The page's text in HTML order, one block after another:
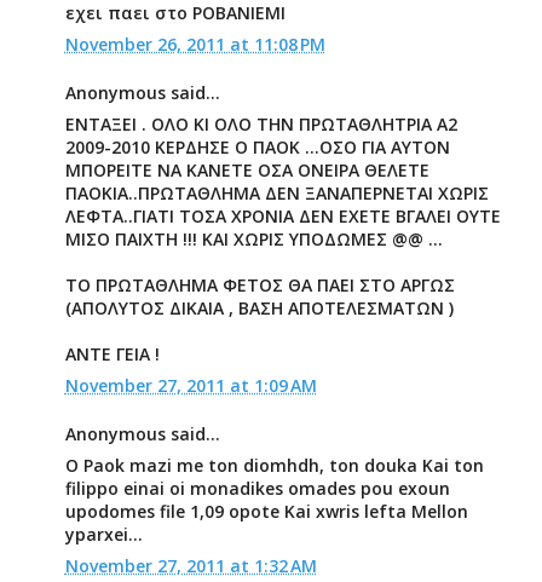
εχει παει στο ΡΟΒΑΝΙΕΜΙ
November 26, 2011 at 11:08 PM
Anonymous said...
ΕΝΤΑΞΕΙ . ΟΛΟ ΚΙ ΟΛΟ ΤΗΝ ΠΡΩΤΑΘΛΗΤΡΙΑ Α2
2009-2010 ΚΕΡΔΗΣΕ Ο ΠΑΟΚ ...ΟΣΟ ΓΙΑ ΑΥΤΟΝ
ΜΠΟΡΕΙΤΕ ΝΑ ΚΑΝΕΤΕ ΟΣΑ ΟΝΕΙΡΑ ΘΕΛΕΤΕ
ΠΑΟΚΙΑ..ΠΡΩΤΑΘΛΗΜΑ ΔΕΝ ΞΑΝΑΠΕΡΝΕΤΑΙ ΧΩΡΙΣ
ΛΕΦΤΑ..ΓΙΑΤΙ ΤΟΣΑ ΧΡΟΝΙΑ ΔΕΝ ΕΧΕΤΕ ΒΓΑΛΕΙ ΟΥΤΕ
ΜΙΣΟ ΠΑΙΧΤΗ !!! ΚΑΙ ΧΩΡΙΣ ΥΠΟΔΩΜΕΣ @@ ...
ΤΟ ΠΡΩΤΑΘΛΗΜΑ ΦΕΤΟΣ ΘΑ ΠΑΕΙ ΣΤΟ ΑΡΓΩΣ
(ΑΠΟΛΥΤΟΣ ΔΙΚΑΙΑ , ΒΑΣΗ ΑΠΟΤΕΛΕΣΜΑΤΩΝ )
ΑΝΤΕ ΓΕΙΑ !
November 27, 2011 at 1:09 AM
Anonymous said...
O Paok mazi me ton diomhdh, ton douka Kai ton
filippo einai oi monadikes omades pou exoun
upodomes file 1,09 opote Kai xwris lefta Mellon
yparxei...
November 27, 2011 at 1:32 AM